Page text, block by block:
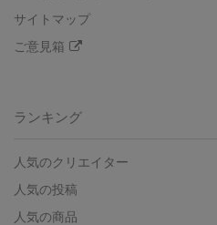
サイトマップ
ご意見箱
ランキング
人気のクリエイター
人気の投稿
人気の商品